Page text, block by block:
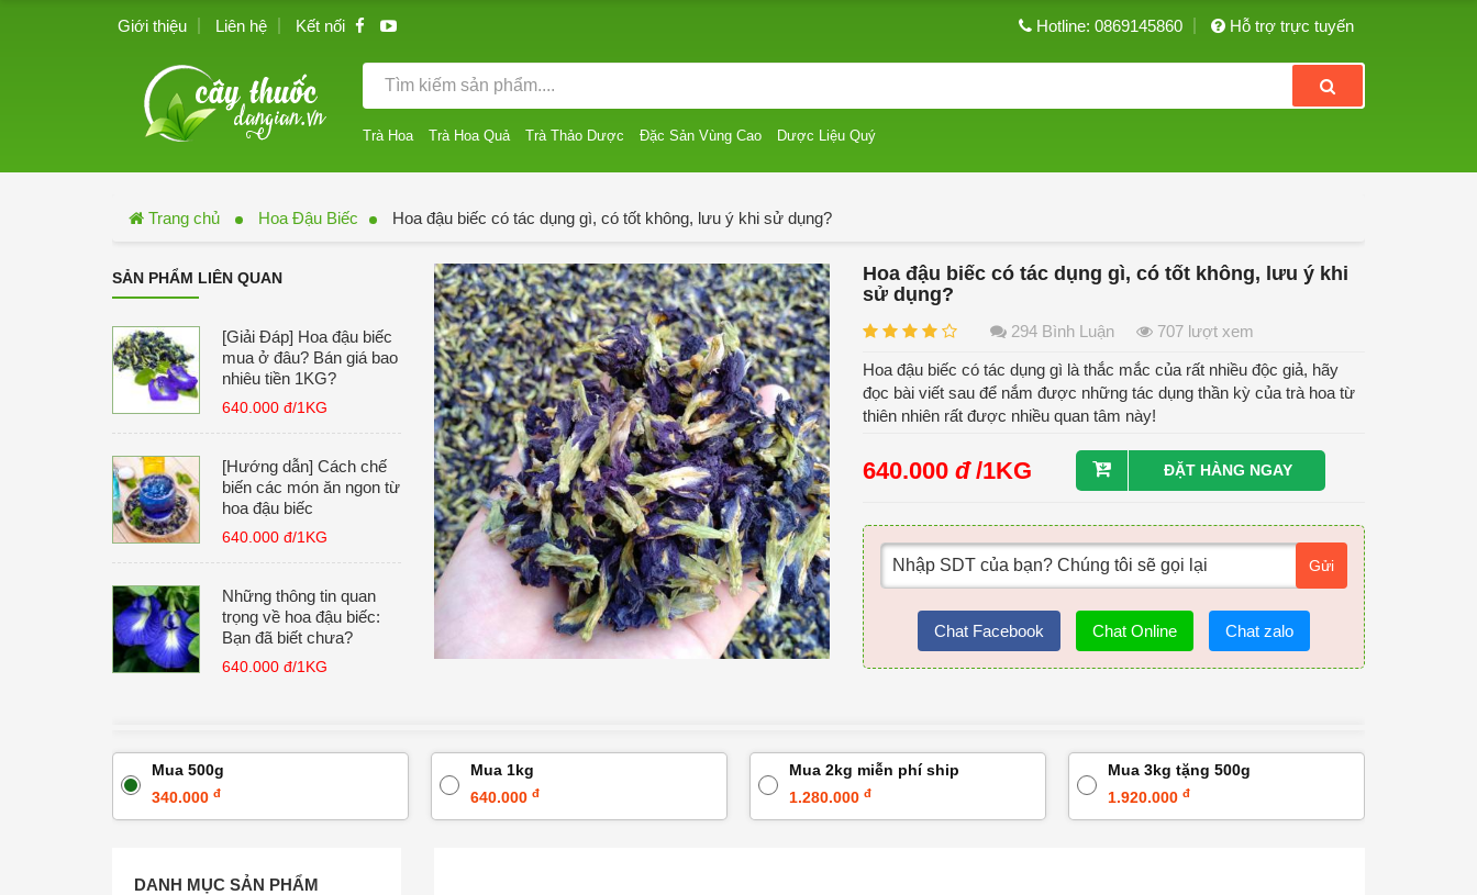
Giới thiệu Liên hệ Kết nối Hotline: 0869145860 Hỗ trợ trực tuyến
Trà Hoa Trà Hoa Quả Trà Thảo Dược Đặc Sản Vùng Cao Dược Liệu Quý
Trang chủ Hoa Đậu Biếc Hoa đậu biếc có tác dụng gì, có tốt không, lưu ý khi sử dụng?
SẢN PHẨM LIÊN QUAN
[Giải Đáp] Hoa đậu biếc
mua ở đâu? Bán giá bao
nhiêu tiền 1KG?
640.000 đ/1KG
[Hướng dẫn] Cách chế
biến các món ăn ngon từ
hoa đậu biếc
640.000 đ/1KG
Những thông tin quan
trọng về hoa đậu biếc:
Bạn đã biết chưa?
640.000 đ/1KG
Hoa đậu biếc có tác dụng gì, có tốt không, lưu ý khi
sử dụng?
294 Bình Luận 707 lượt xem
Hoa đậu biếc có tác dụng gì là thắc mắc của rất nhiều độc giả, hãy
đọc bài viết sau để nắm được những tác dụng thần kỳ của trà hoa từ
thiên nhiên rất được nhiều quan tâm này!
640.000 đ /1KG ĐẶT HÀNG NGAY
Gửi
Chat Facebook Chat Online Chat zalo
Mua 500g
340.000 đ
Mua 1kg
640.000 đ
Mua 2kg miễn phí ship
1.280.000 đ
Mua 3kg tặng 500g
1.920.000 đ
DANH MỤC SẢN PHẨM